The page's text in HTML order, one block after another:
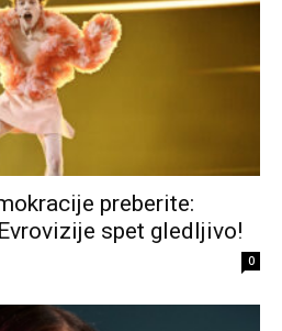
preberite:
spet gledljivo!
0